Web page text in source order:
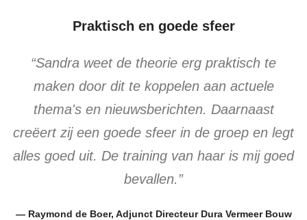
Praktisch en goede sfeer
“Sandra weet de theorie erg praktisch te
maken door dit te koppelen aan actuele
thema's en nieuwsberichten. Daarnaast
creëert zij een goede sfeer in de groep en legt
alles goed uit. De training van haar is mij goed
bevallen.”
— Raymond de Boer, Adjunct Directeur Dura Vermeer Bouw